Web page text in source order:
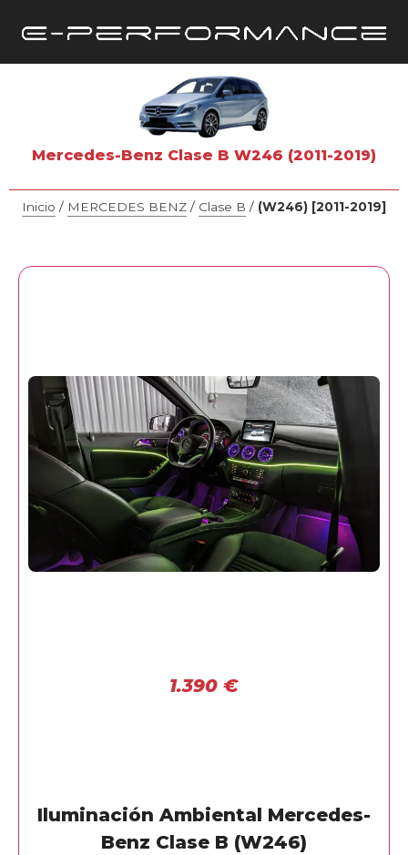
Mercedes-Benz Clase B W246 (2011-2019)
Inicio / MERCEDES BENZ / Clase B / (W246) [2011-2019]
1.390 €
Iluminación Ambiental Mercedes-
Benz Clase B (W246)